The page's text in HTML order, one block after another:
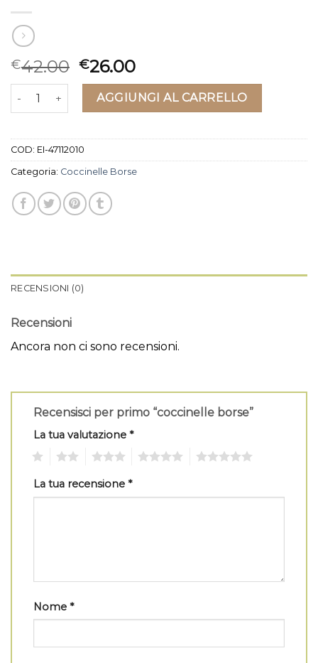
€42.00 €26.00
coccinelle borse quantitàAGGIUNGI AL CARRELLO
COD: EI-47112010
Categoria: Coccinelle Borse
RECENSIONI (0)
Recensioni
Ancora non ci sono recensioni.
Recensisci per primo “coccinelle borse”
La tua valutazione *
La tua recensione *
Nome *